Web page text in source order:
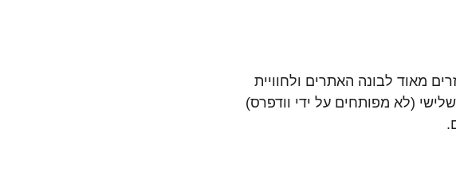
מאוד לבונה האתרים ולחוויית
(לא מפותחים על ידי וודפרס)